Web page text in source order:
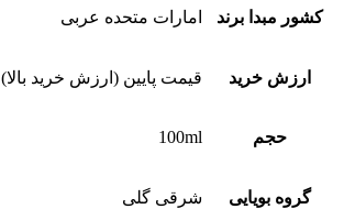
کشور مبدا برند امارات متحده عربی
ارزش خرید قیمت پایین (ارزش خرید بالا)
حجم 100ml
گروه بویایی شرقی گلی